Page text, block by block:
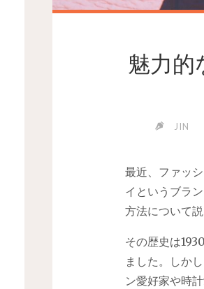
魅力的
JIN
最近、ファッ
イというブラ
方法について
その歴史は
ました。しか
ン愛好家や時